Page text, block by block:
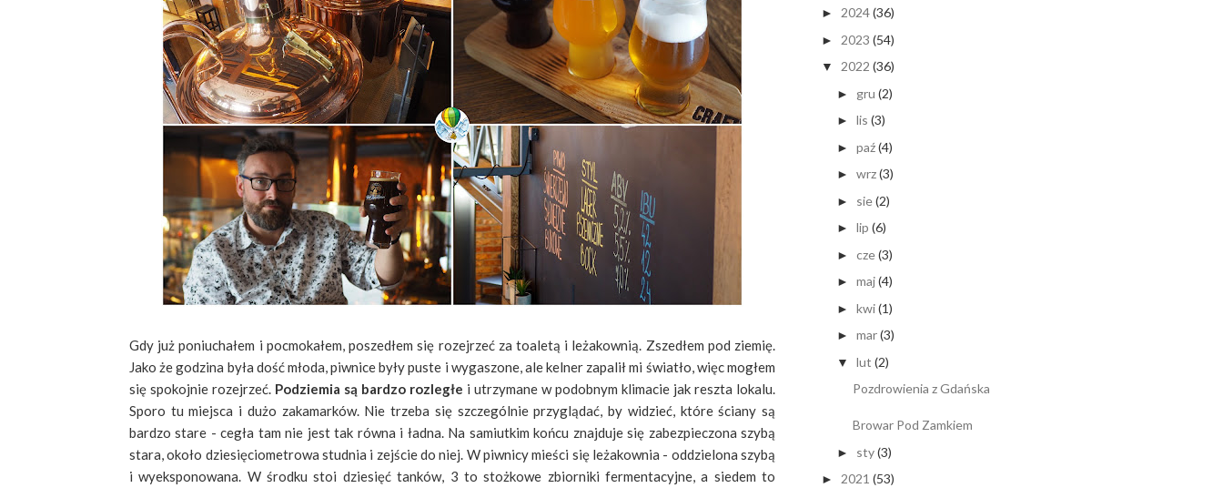
Gdy już poniuchałem i pocmokałem, poszedłem się rozejrzeć za toaletą i leżakownią. Zszedłem pod ziemię.
Jako że godzina była dość młoda, piwnice były puste i wygaszone, ale kelner zapalił mi światło, więc mogłem
się spokojnie rozejrzeć. Podziemia są bardzo rozległe i utrzymane w podobnym klimacie jak reszta lokalu.
Sporo tu miejsca i dużo zakamarków. Nie trzeba się szczególnie przyglądać, by widzieć, które ściany są
bardzo stare - cegła tam nie jest tak równa i ładna. Na samiutkim końcu znajduje się zabezpieczona szybą
stara, około dziesięciometrowa studnia i zejście do niej. W piwnicy mieści się leżakownia - oddzielona szybą
i wyeksponowana. W środku stoi dziesięć tanków, 3 to stożkowe zbiorniki fermentacyjne, a siedem to
► 2024(36)
► 2023 (54)
▼ 2022 (36)
► gru (2)
► lis (3)
► paź(4)
► wrz(3)
► sie(2)
► lip (6)
► cze(3)
► maj(4)
► kwi(1)
► mar(3)
▼ lut (2)
Pozdrowienia z Gdańska
Browar Pod Zamkiem
► sty(3)
► 2021 (53)